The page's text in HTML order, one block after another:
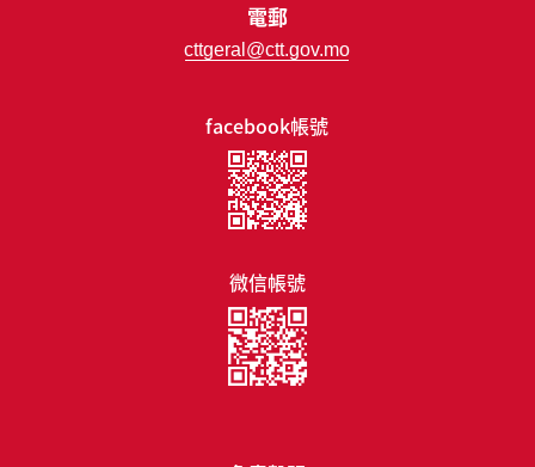
facebook帳號
微信帳號
電郵
cttgeral@ctt.gov.mo